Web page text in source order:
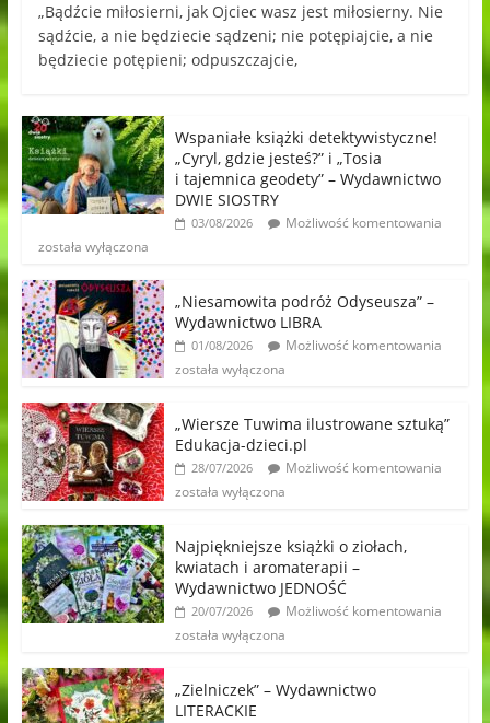
„Bądźcie miłosierni, jak Ojciec wasz jest miłosierny. Nie
sądźcie, a nie będziecie sądzeni; nie potępiajcie, a nie
będziecie potępieni; odpuszczajcie,
Wspaniałe książki detektywistyczne!
„Cyryl, gdzie jesteś?” i „Tosia
i tajemnica geodety” – Wydawnictwo
DWIE SIOSTRY
03/08/2026
Możliwość komentowania
została wyłączona
„Niesamowita podróż Odyseusza” –
Wydawnictwo LIBRA
01/08/2026
Możliwość komentowania
została wyłączona
„Wiersze Tuwima ilustrowane sztuką”
Edukacja-dzieci.pl
28/07/2026
Możliwość komentowania
została wyłączona
Najpiękniejsze książki o ziołach,
kwiatach i aromaterapii –
Wydawnictwo JEDNOŚĆ
20/07/2026
Możliwość komentowania
została wyłączona
„Zielniczek” – Wydawnictwo
LITERACKIE